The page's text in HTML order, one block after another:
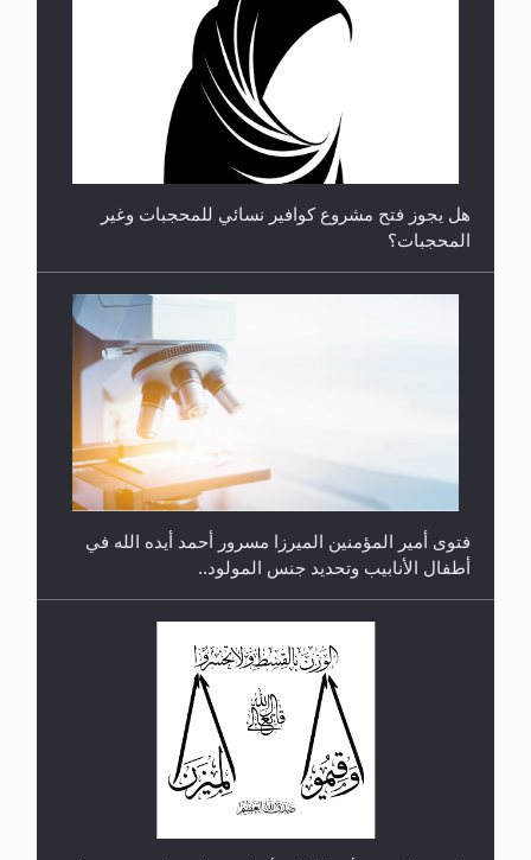
**الحصن الحصين من وساوس المعارضين ...**...
هل يجوز فتح مشروع كوافير نسائي للمحجبات وغير
المحجبات؟
فتوى أمير المؤمنين الميرزا مسرور أحمد أيده الله في
أطفال الأنابيب وتحديد جنس المولود..